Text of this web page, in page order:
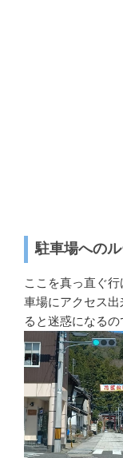
駐車場へのル
ここを真っ直ぐ
車場にアクセス
ると迷惑になるの